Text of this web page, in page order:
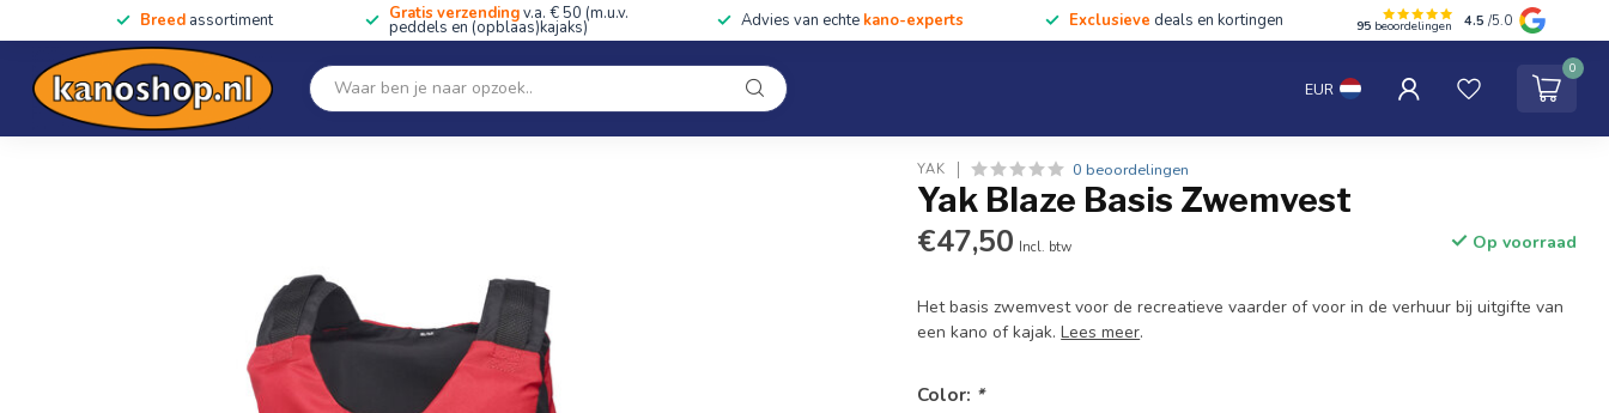
Breed assortiment Gratis verzendingv.a. € 50 (m.u.v.
peddels en (opblaas)kajaks) Advies van echte kano-experts Exclusieve deals en kortingen 95 beoordelingen 4.5 /5.0
EUR
0
SALE!! Kano's, kajaks & SUP's Peddels Kleding Uitrusting Accessoires Cursussen & Tochten Tentipi Blog Spaar punten
Contact
Onze winkel
Home Blaze Basis Zwemvest
YAK 0 beoordelingen
Yak Blaze Basis Zwemvest
€47,50 Incl. btw Op voorraad
Het basis zwemvest voor de recreatieve vaarder of voor in de verhuur bij uitgifte van
een kano of kajak.Lees meer.
Color: *